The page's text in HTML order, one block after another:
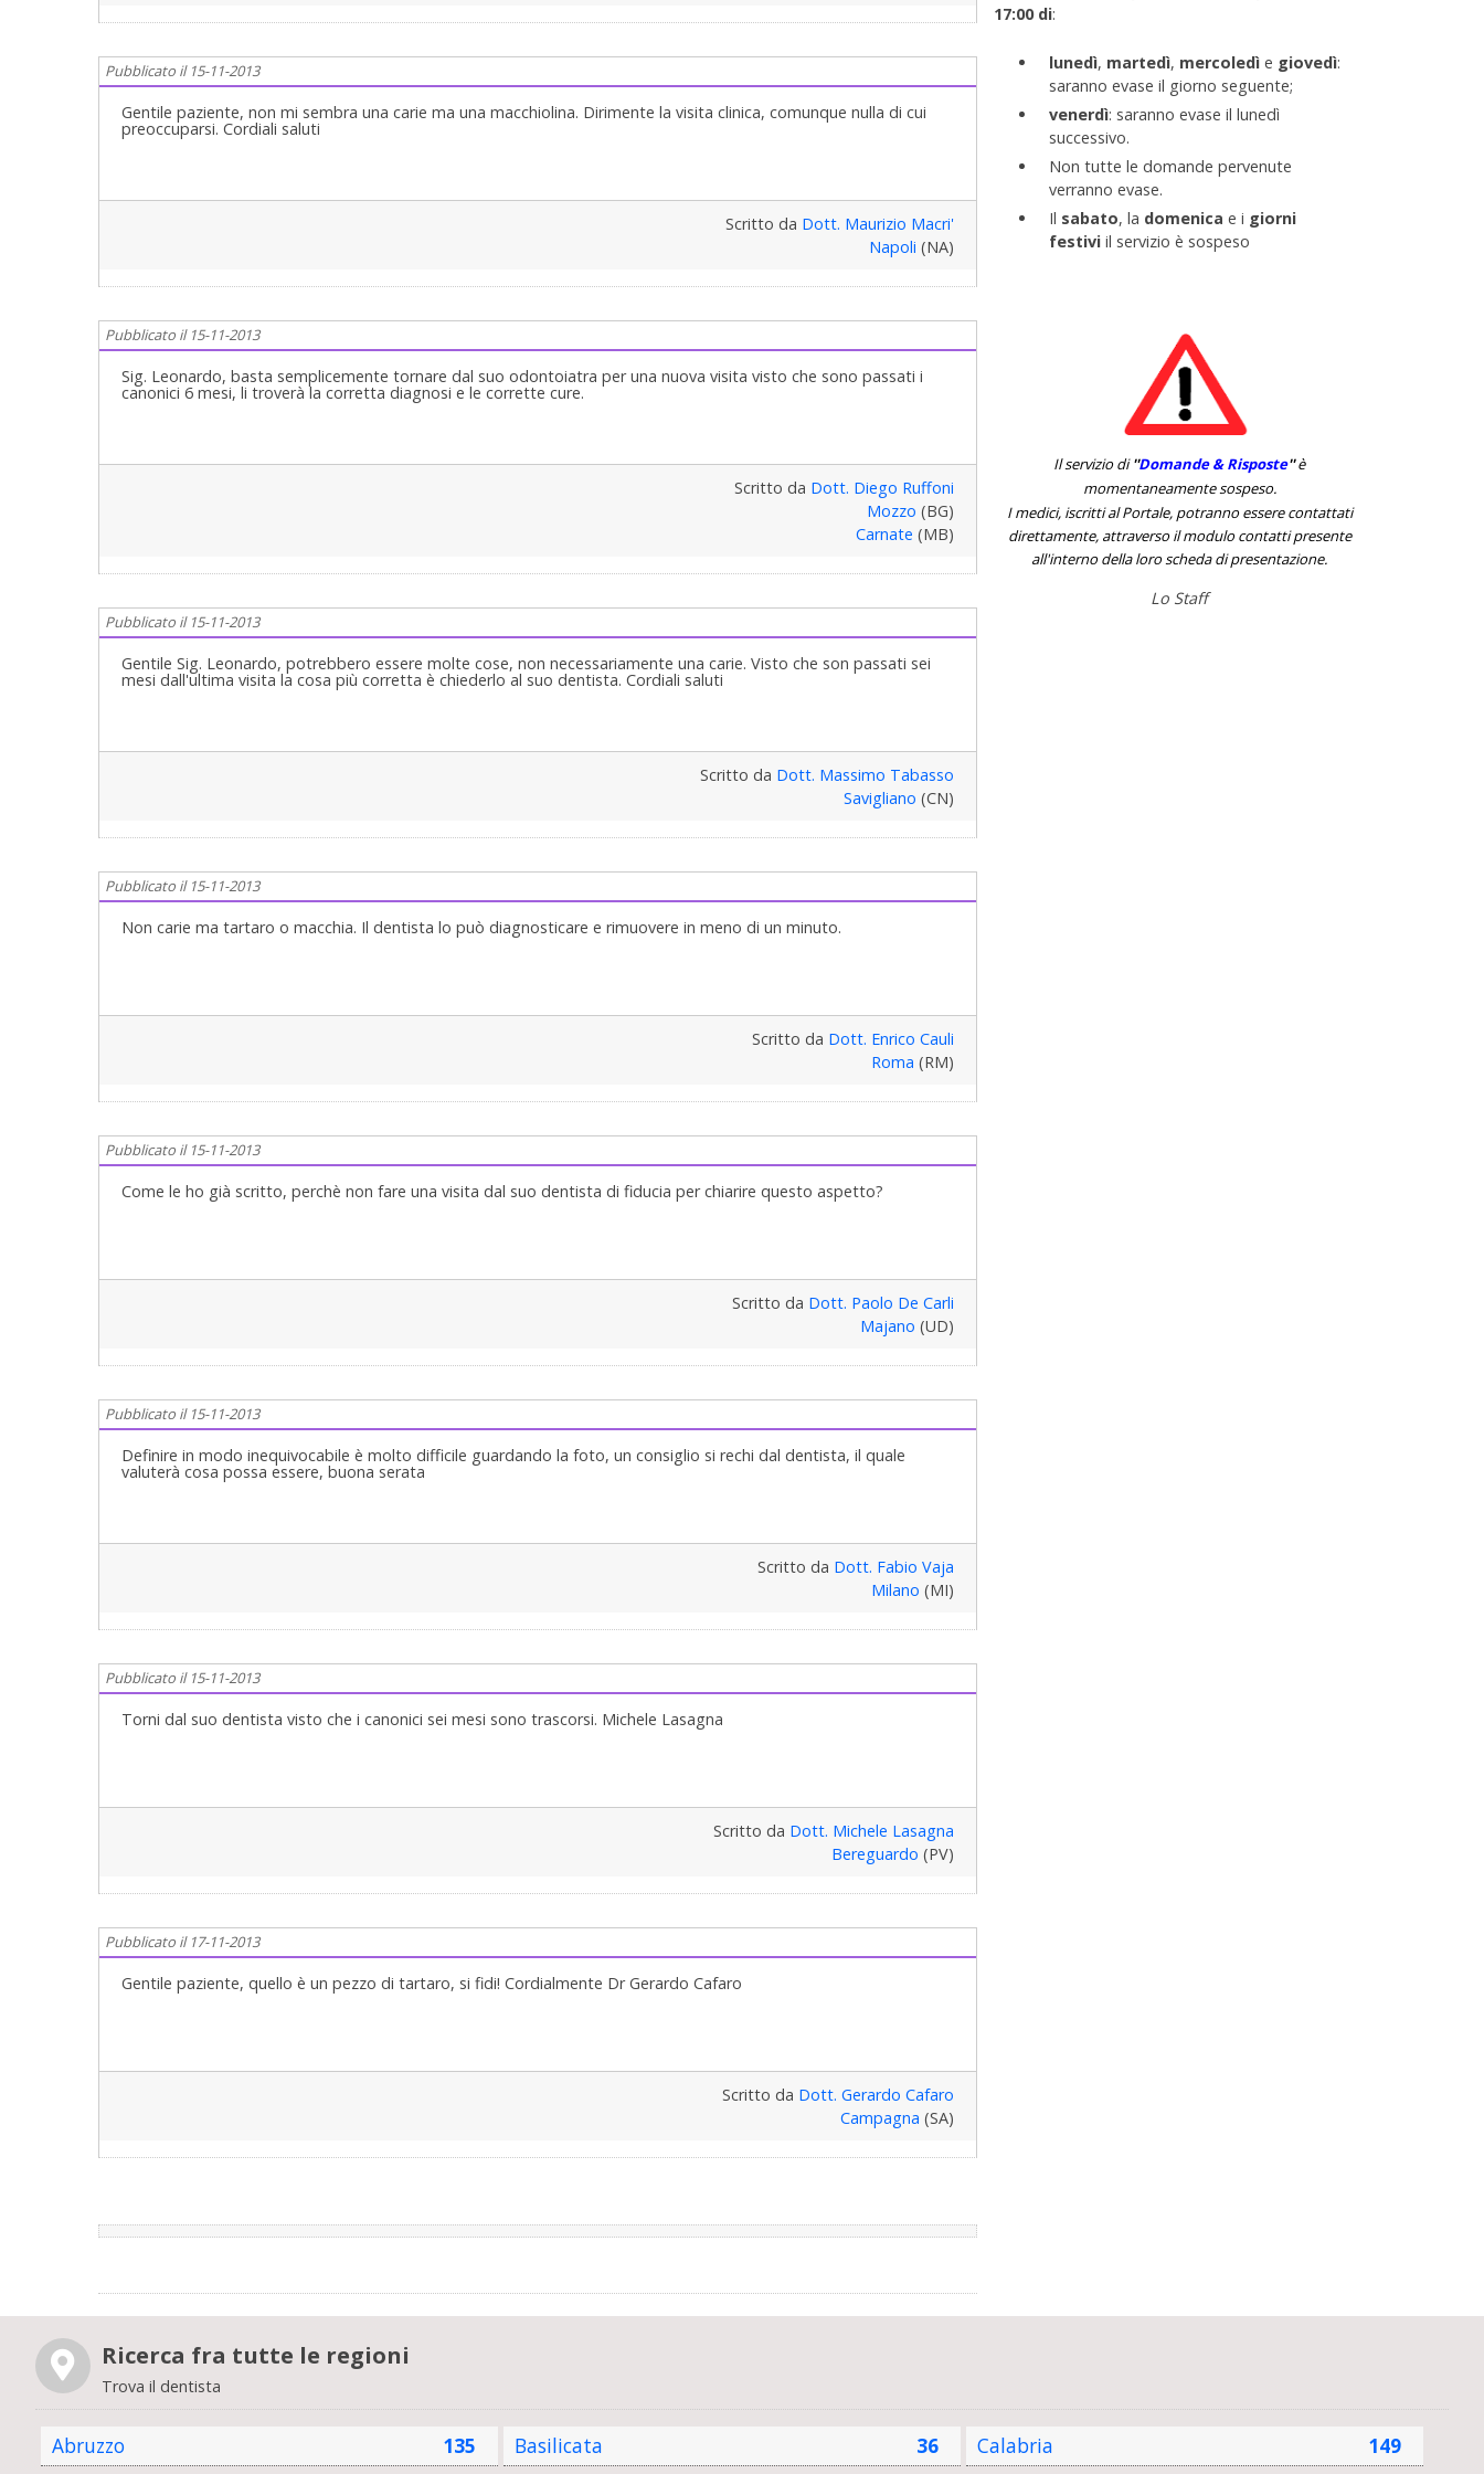
Pubblicato il 15-11-2013
Gentile paziente, non mi sembra una carie ma una macchiolina. Dirimente la visita clinica, comunque nulla di cui
preoccuparsi. Cordiali saluti
Scritto da Dott. Maurizio Macri'
Napoli (NA)
Pubblicato il 15-11-2013
Sig. Leonardo, basta semplicemente tornare dal suo odontoiatra per una nuova visita visto che sono passati i
canonici 6 mesi, li troverà la corretta diagnosi e le corrette cure.
Scritto da Dott. Diego Ruffoni
Mozzo (BG)
Carnate (MB)
Pubblicato il 15-11-2013
Gentile Sig. Leonardo, potrebbero essere molte cose, non necessariamente una carie. Visto che son passati sei
mesi dall'ultima visita la cosa più corretta è chiederlo al suo dentista. Cordiali saluti
Scritto da Dott. Massimo Tabasso
Savigliano (CN)
Pubblicato il 15-11-2013
Non carie ma tartaro o macchia. Il dentista lo può diagnosticare e rimuovere in meno di un minuto.
Scritto da Dott. Enrico Cauli
Roma (RM)
Pubblicato il 15-11-2013
Come le ho già scritto, perchè non fare una visita dal suo dentista di fiducia per chiarire questo aspetto?
Scritto da Dott. Paolo De Carli
Majano (UD)
Pubblicato il 15-11-2013
Definire in modo inequivocabile è molto difficile guardando la foto, un consiglio si rechi dal dentista, il quale
valuterà cosa possa essere, buona serata
Scritto da Dott. Fabio Vaja
Milano (MI)
Pubblicato il 15-11-2013
Torni dal suo dentista visto che i canonici sei mesi sono trascorsi. Michele Lasagna
Scritto da Dott. Michele Lasagna
Bereguardo (PV)
Pubblicato il 17-11-2013
Gentile paziente, quello è un pezzo di tartaro, si fidi! Cordialmente Dr Gerardo Cafaro
Scritto da Dott. Gerardo Cafaro
Campagna (SA)
17:00 di:
lunedì, martedì, mercoledì e giovedì:
saranno evase il giorno seguente;
venerdì: saranno evase il lunedì
successivo.
Non tutte le domande pervenute
verranno evase.
Il sabato, la domenica e i giorni
festiviil servizio è sospeso
Il servizio di''Domande & Risposte''è
momentaneamente sospeso.
I medici, iscritti al Portale, potranno essere contattati
direttamente, attraverso il modulo contatti presente
all'interno della loro scheda di presentazione.
Lo Staff
Ricerca fra tutte le regioni
Trova il dentista
Abruzzo 135 Basilicata 36 Calabria 149